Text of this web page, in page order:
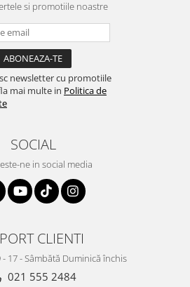
si promotiile noastre
newsletter cu promotiile
mai multe in Politica de
SOCIAL
ne in social media
CLIENTI
17 - Sâmbătă Duminică închis
021 555 2484